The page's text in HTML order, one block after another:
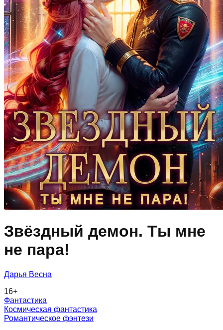
Звёздный демон. Ты мне
не пара!
Дарья Весна
16+
Фантастика
Космическая фантастика
Романтическое фэнтези